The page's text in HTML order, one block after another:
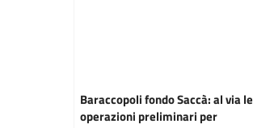
Baraccopoli fondo Saccà: al via le
operazioni preliminari per